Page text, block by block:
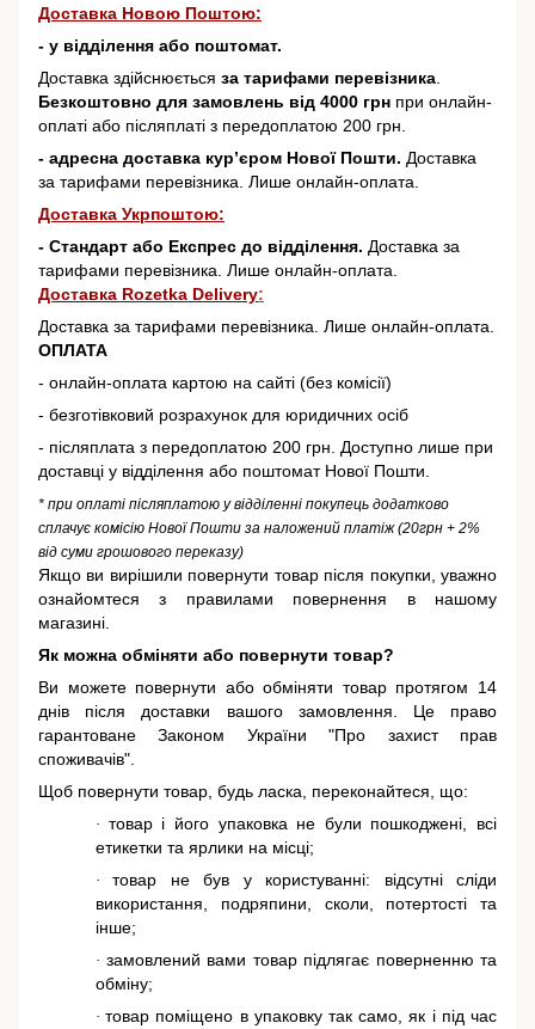
Доставка Новою Поштою:
- у відділення або поштомат.
Доставка здійснюється за тарифами перевізника.
Безкоштовно для замовлень від 4000 грн при онлайн-
оплаті або післяплаті з передоплатою 200 грн.
- адресна доставка кур’єром Нової Пошти. Доставка
за тарифами перевізника. Лише онлайн-оплата.
Доставка Укрпоштою:
- Стандарт або Експрес до відділення. Доставка за
тарифами перевізника. Лише онлайн-оплата.
Доставка Rozetka Delivery:
Доставка за тарифами перевізника. Лише онлайн-оплата.
ОПЛАТА
- онлайн-оплата картою на сайті (без комісії)
- безготівковий розрахунок для юридичних осіб
- післяплата з передоплатою 200 грн. Доступно лише при
доставці у відділення або поштомат Нової Пошти.
* при оплаті післяплатою у відділенні покупець додатково
сплачує комісію Нової Пошти за наложений платіж (20грн + 2%
від суми грошового переказу)
Якщо ви вирішили повернути товар після покупки, уважно
ознайомтеся з правилами повернення в нашому
магазині.
Як можна обміняти або повернути товар?
Ви можете повернути або обміняти товар протягом 14
днів після доставки вашого замовлення. Це право
гарантованеЗаконом України "Про захист прав
споживачів".
Щоб повернути товар, будь ласка, переконайтеся, що:
· товар і його упаковка не були пошкоджені, всі
етикетки та ярлики на місці;
·товар не був у користуванні: відсутні сліди
використання, подряпини, сколи, потертості та
інше;
· замовлений вами товар підлягає поверненню та
обміну;
·товар поміщено в упаковку так само, як і під час